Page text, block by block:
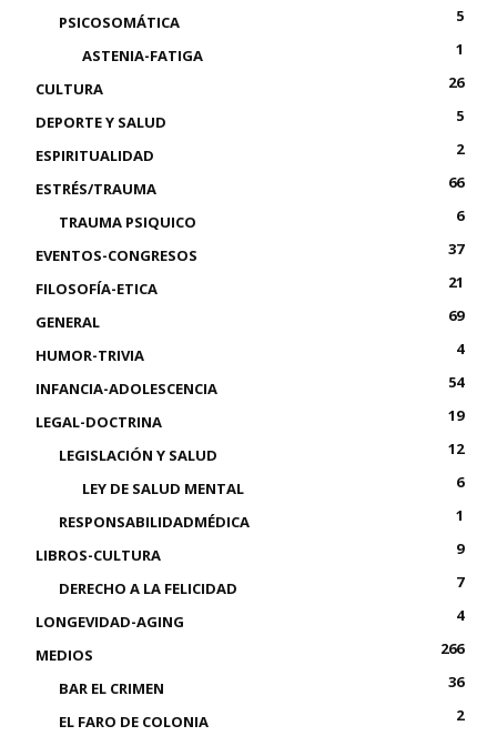
PSICOSOMÁTICA
5
ASTENIA-FATIGA
1
CULTURA
26
DEPORTE Y SALUD
5
ESPIRITUALIDAD
2
ESTRÉS/TRAUMA
66
TRAUMA PSIQUICO
6
EVENTOS-CONGRESOS
37
FILOSOFÍA-ETICA
21
GENERAL
69
HUMOR-TRIVIA
4
INFANCIA-ADOLESCENCIA
54
LEGAL-DOCTRINA
19
LEGISLACIÓN Y SALUD
12
LEY DE SALUD MENTAL
6
RESPONSABILIDADMÉDICA
1
LIBROS-CULTURA
9
DERECHO A LA FELICIDAD
7
LONGEVIDAD-AGING
4
MEDIOS
266
BAR EL CRIMEN
36
EL FARO DE COLONIA
2